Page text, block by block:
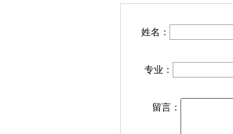
姓名：
专业：
留言：